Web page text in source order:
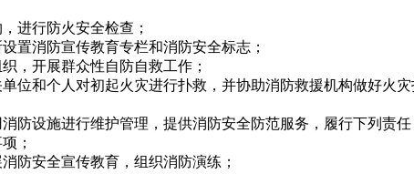
进行防火安全检查；
置消防宣传教育专栏和消防安全标志；
，开展群众性自防自救工作；
位和个人对初起火灾进行扑救，并协助消防救援机构做好火
设施进行维护管理，提供消防安全防范服务，履行下列责任
；
防安全宣传教育，组织消防演练；